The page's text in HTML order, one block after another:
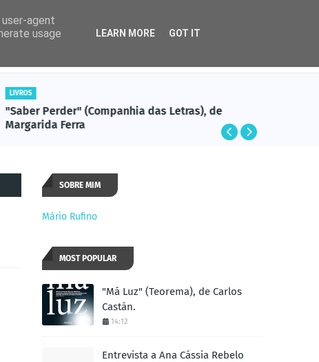
LIVROS
"Saber Perder" (Companhia das Letras), de
Margarida Ferra
SOBRE MIM
Mário Rufino
MOST POPULAR
"Má Luz" (Teorema), de Carlos
Castán.
14:12
Entrevista a Ana Cássia Rebelo
agent
usage
LEARN MORE GOT IT